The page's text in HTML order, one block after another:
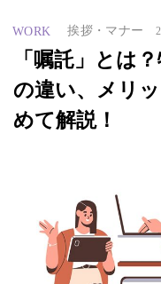
WORK 挨拶・マナー
「嘱託」とは
の違い、メリ
めて解説！